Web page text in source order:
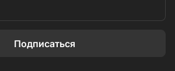
Подписаться